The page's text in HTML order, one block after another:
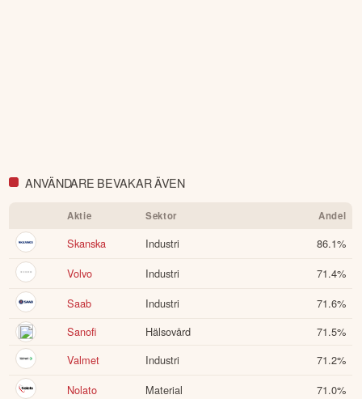
ANVÄNDARE BEVAKAR ÄVEN
Aktie Sektor Andel
Skanska Industri 86.1%
Volvo
Industri 71.4%
Saab
Industri 71.6%
Sanofi
Hälsovård 71.5%
Valmet
Industri 71.2%
Nolato
Material 71.0%